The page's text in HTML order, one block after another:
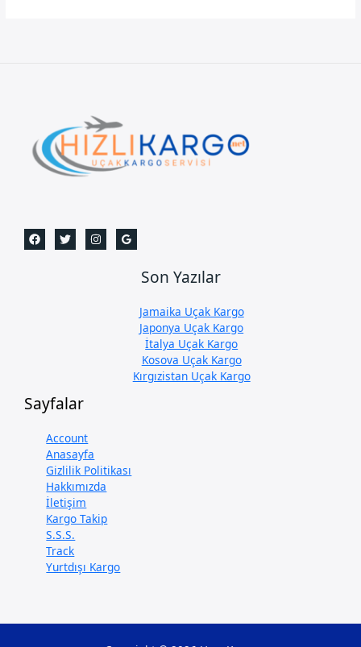
Son Yazılar
Jamaika Uçak Kargo
Japonya Uçak Kargo
İtalya Uçak Kargo
Kosova Uçak Kargo
Kırgızistan Uçak Kargo
Sayfalar
Account
Anasayfa
Gizlilik Politikası
Hakkımızda
İletişim
Kargo Takip
S.S.S.
Track
Yurtdışı Kargo